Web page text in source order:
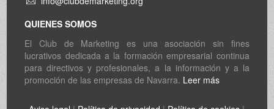
QUIENES SOMOS
El Club de Marketing es una asociación sin fines
lucrativos dedicada a la formación empresarial continua
para directivos y profesionales, a la información y a la
promoción de las empresas de Navarra. Leer más